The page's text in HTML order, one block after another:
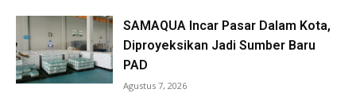
SAMAQUA Incar Pasar Dalam Kota,
Diproyeksikan Jadi Sumber Baru
PAD
Agustus 7, 2026